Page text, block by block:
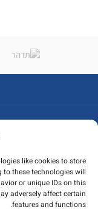
like cookies to store
these technologies will
or unique IDs on this
adversely affect certain
features and functions.
ייבוא ושיווק פרופילי
אזור תעשייה נוף הארץ,